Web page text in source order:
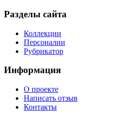
Разделы сайта
Коллекции
Персоналии
Рубрикатор
Информация
О проекте
Написать отзыв
Контакты